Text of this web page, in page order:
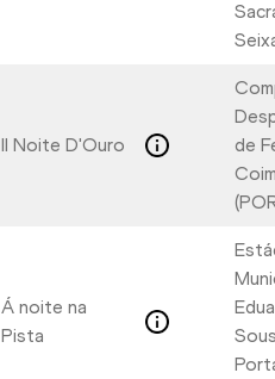
II Noite D'Ouro
de
Á noite na
Pista